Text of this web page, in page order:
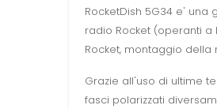
RocketDish 5G34 e'
radio Rocket (operanti a
Rocket, montaggio
Grazie all'uso di ultime
fasci polarizzati